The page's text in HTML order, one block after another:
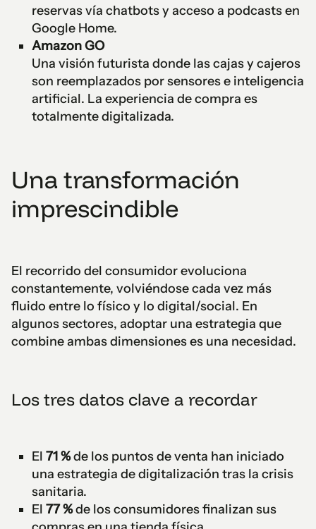
reservas vía chatbots y acceso a podcasts en
Google Home.
Amazon GO
Una visión futurista donde las cajas y cajeros
son reemplazados por sensores e inteligencia
artificial. La experiencia de compra es
totalmente digitalizada.
Una transformación
imprescindible
El recorrido del consumidor evoluciona
constantemente, volviéndose cada vez más
fluido entre lo físico y lo digital/social. En
algunos sectores, adoptar una estrategia que
combine ambas dimensiones es una necesidad.
Los tres datos clave a recordar
El 71 %de los puntos de venta han iniciado
una estrategia de digitalización tras la crisis
sanitaria.
El 77 %de los consumidores finalizan sus